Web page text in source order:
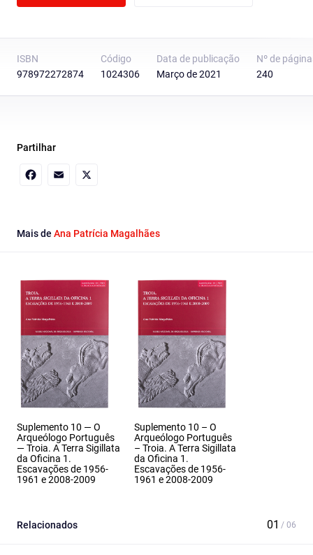
ISBN
978972272874
Código
1024306
Data de publicação
Março de 2021
Nº de
240
Partilhar
Mais de Ana Patrícia Magalhães
Suplemento 10 — O
Arqueólogo Português
— Troia. A Terra Sigillata
da Oficina 1.
Escavações de 1956-
1961 e 2008-2009
Suplemento 10 – O
Arqueólogo Português
– Troia. A Terra Sigillata
da Oficina 1.
Escavações de 1956-
1961 e 2008-2009
Relacionados